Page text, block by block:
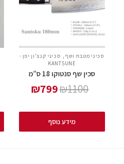
סכיני מטבח ושף , סכיני קנצ'ון יפן -
KANTSUNE
סכין שף סנטוקו 18 ס”מ
₪1100
₪799
מידע נוסף